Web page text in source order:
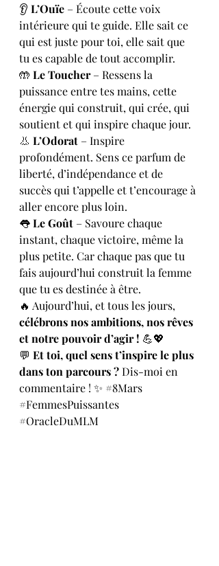
👂 L’Ouïe – Écoute cette voix
intérieure qui te guide. Elle sait ce
qui est juste pour toi, elle sait que
tu es capable de tout accomplir.
🤲 Le Toucher – Ressens la
puissance entre tes mains, cette
énergie qui construit, qui crée, qui
soutient et qui inspire chaque jour.
👃 L’Odorat – Inspire
profondément. Sens ce parfum de
liberté, d’indépendance et de
succès qui t’appelle et t’encourage à
aller encore plus loin.
👅 Le Goût – Savoure chaque
instant, chaque victoire, même la
plus petite. Car chaque pas que tu
fais aujourd’hui construit la femme
que tu es destinée à être.
🔥 Aujourd’hui, et tous les jours,
célébrons nos ambitions, nos rêves
et notre pouvoir d’agir ! 💪💖
💬 Et toi, quel sens t’inspire le plus
dans ton parcours ? Dis-moi en
commentaire ! ✨ #8Mars
#FemmesPuissantes
#OracleDuMLM